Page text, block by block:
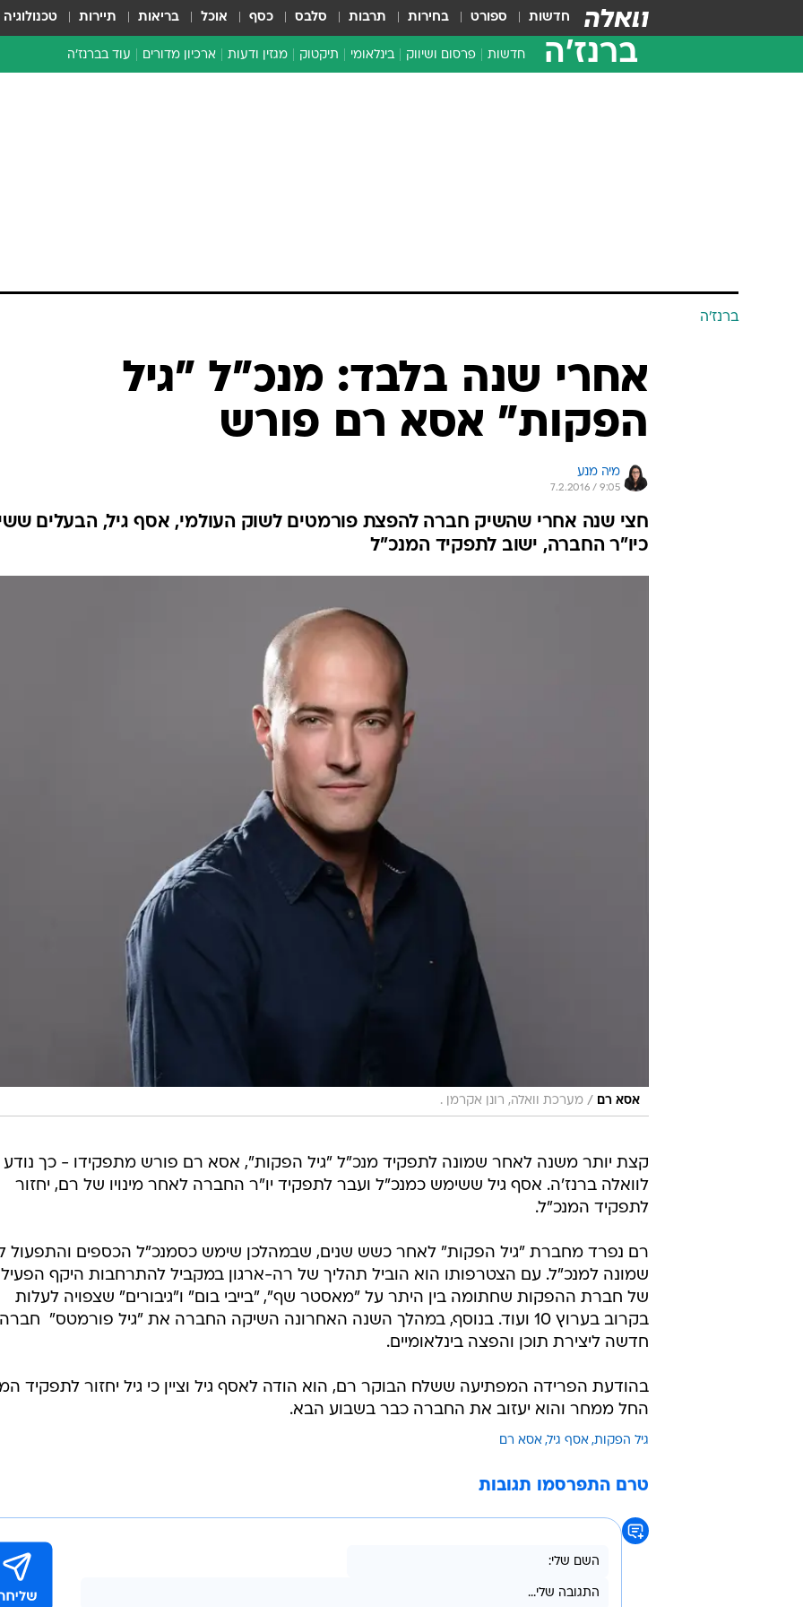
חדשות ספורט בחירות תרבות סלבס כסף אוכל בריאות תיירות טכנולוגיה
ברנז'ה חדשות פרסום ושיווק בינלאומי תיקטוק מגזין ודעות ארכיון מדורים עוד בברנז'ה
ברנז'ה
אחרי שנה בלבד: מנכ"ל "גיל
הפקות" אסא רם פורש
מיה מנע
7.2.2016 / 9:05
חצי שנה אחרי שהשיק חברה להפצת פורמטים לשוק העולמי, אסף גיל, הבעלים
כיו"ר החברה, ישוב לתפקיד המנכ"ל
אסא רם / מערכת וואלה, רונן אקרמן .
קצת יותר משנה לאחר שמונה לתפקיד מנכ"ל "גיל הפקות", אסא רם פורש מתפקידו - כך נודע
לוואלה ברנז'ה. אסף גיל ששימש כמנכ"ל ועבר לתפקיד יו"ר החברה לאחר מינויו של רם, יחזור
לתפקיד המנכ"ל.
רם נפרד מחברת "גיל הפקות" לאחר כשש שנים, שבמהלכן שימש כסמנכ"ל הכספים והתפעול
שמונה למנכ"ל. עם הצטרפותו הוא הוביל תהליך של רה-ארגון במקביל להתרחבות היקף
של חברת ההפקות שחתומה בין היתר על "מאסטר שף", "בייבי בום" ו"גיבורים" שצפויה לעלות
בקרוב בערוץ 10 ועוד. בנוסף, במהלך השנה האחרונה השיקה החברה את "גיל פורמטס"  חברה
חדשה ליצירת תוכן והפצה בינלאומיים.
בהודעת הפרידה המפתיעה ששלח הבוקר רם, הוא הודה לאסף גיל וציין כי גיל יחזור לתפקיד
החל ממחר והוא יעזוב את החברה כבר בשבוע הבא.
גיל הפקות אסף גיל אסא רם
טרם התפרסמו תגובות